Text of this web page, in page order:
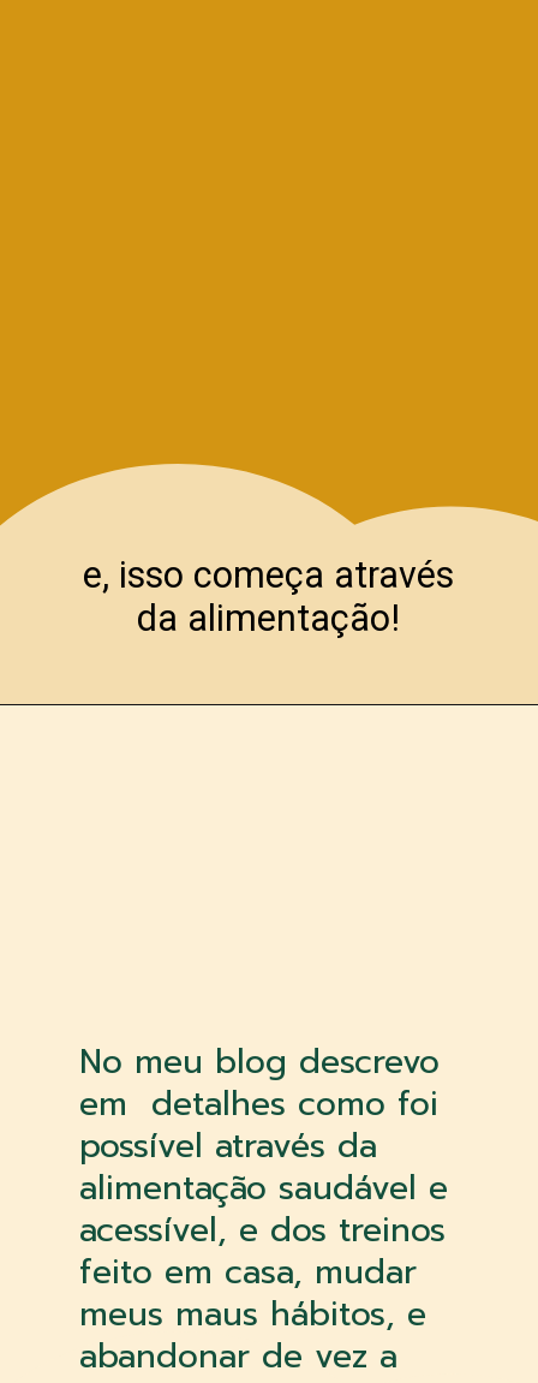
e, isso começa através
da alimentação!
No meu blog descrevo
em detalhes como foi
possível através da
alimentação saudável e
acessível, e dos treinos
feito em casa, mudar
meus maus hábitos, e
abandonar de vez a